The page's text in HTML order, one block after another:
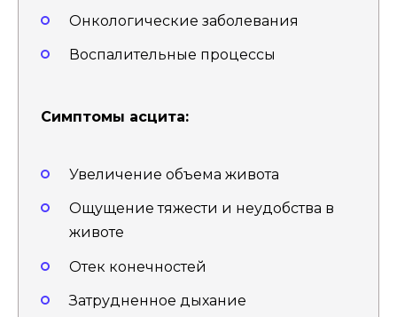
Онкологические заболевания
Воспалительные процессы
Симптомы асцита:
Увеличение объема живота
Ощущение тяжести и неудобства в
животе
Отек конечностей
Затрудненное дыхание